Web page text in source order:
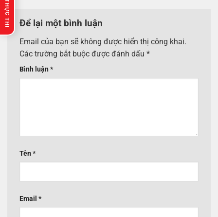
Để lại một bình luận
Email của bạn sẽ không được hiển thị công khai.
Các trường bắt buộc được đánh dấu *
Bình luận *
Tên *
Email *